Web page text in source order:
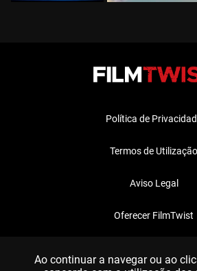
Política de
Termos de Utilização
Aviso Legal
Oferecer FilmTwist
Ao continuar a navegar ou ao